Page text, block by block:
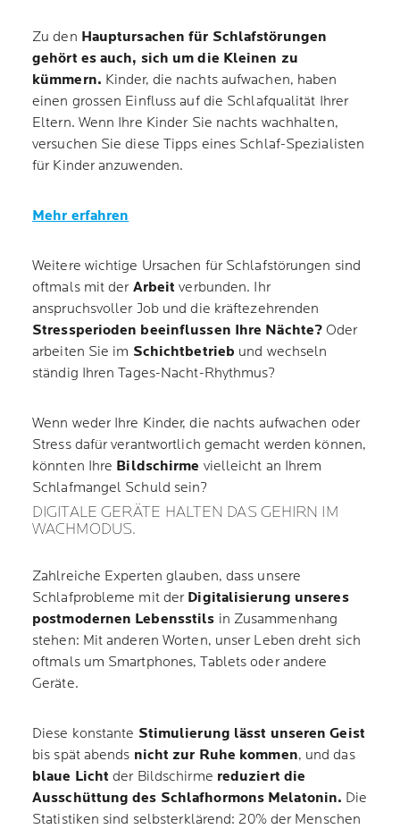
Zu den Hauptursachen für Schlafstörungen
gehört es auch, sich um die Kleinen zu
kümmern. Kinder, die nachts aufwachen, haben
einen grossen Einfluss auf die Schlafqualität Ihrer
Eltern. Wenn Ihre Kinder Sie nachts wachhalten,
versuchen Sie diese Tipps eines Schlaf-Spezialisten
für Kinder anzuwenden.
Mehr erfahren
Weitere wichtige Ursachen für Schlafstörungen sind
oftmals mit der Arbeitverbunden. Ihr
anspruchsvoller Job und die kräftezehrenden
Stressperioden beeinflussen Ihre Nächte? Oder
arbeiten Sie im Schichtbetrieb und wechseln
ständig Ihren Tages-Nacht-Rhythmus?
Wenn weder Ihre Kinder, die nachts aufwachen oder
Stress dafür verantwortlich gemacht werden können,
könnten Ihre Bildschirme vielleicht an Ihrem
Schlafmangel Schuld sein?
DIGITALE GERÄTE HALTEN DAS GEHIRN IM
WACHMODUS.
Zahlreiche Experten glauben, dass unsere
Schlafprobleme mit der Digitalisierung unseres
postmodernen Lebensstils in Zusammenhang
stehen: Mit anderen Worten, unser Leben dreht sich
oftmals um Smartphones, Tablets oder andere
Geräte.
Diese konstante Stimulierung lässt unseren Geist
bis spät abends nicht zur Ruhe kommen, und das
blaue Lichtder Bildschirme reduziert die
Ausschüttung des Schlafhormons Melatonin. Die
Statistiken sind selbsterklärend: 20% der Menschen